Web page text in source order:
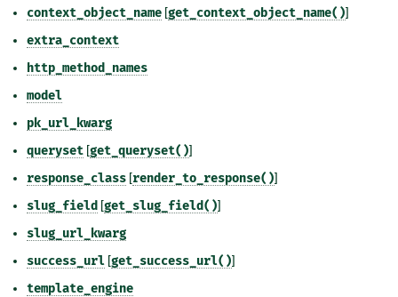
context_object_name [get_context_object_name()]
extra_context
http_method_names
model
pk_url_kwarg
queryset [get_queryset()]
response_class [render_to_response()]
slug_field [get_slug_field()]
slug_url_kwarg
success_url [get_success_url()]
template_engine